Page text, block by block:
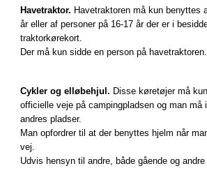
Havetraktor. Havetraktoren må kun benyttes
år eller af personer på 16-17 år der er i
traktorkørekort.
Der må kun sidde en person på havetraktoren.
Cykler og elløbehjul. Disse køretøjer må
officielle veje på campingpladsen og man må
andres pladser.
Man opfordrer til at der benyttes hjelm når
vej.
Udvis hensyn til andre, både gående og